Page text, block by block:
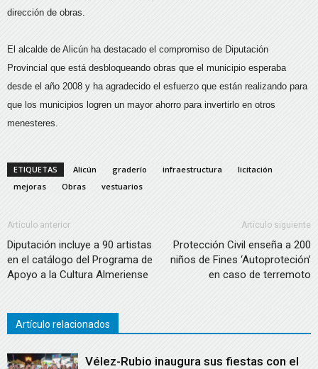
dirección de obras.
El alcalde de Alicún ha destacado el compromiso de Diputación
Provincial que está desbloqueando obras que el municipio esperaba
desde el año 2008 y ha agradecido el esfuerzo que están realizando para
que los municipios logren un mayor ahorro para invertirlo en otros
menesteres.
ETIQUETAS Alicún graderío infraestructura
licitación
mejoras
Obras vestuarios
Artículo anterior
Diputación incluye a 90 artistas
en el catálogo del Programa de
Apoyo a la Cultura Almeriense
Artículo siguiente
Protección Civil enseña a 200
niños de Fines ‘Autoproteción’
en caso de terremoto
Artículo relacionados
Vélez-Rubio inaugura sus fiestas con el